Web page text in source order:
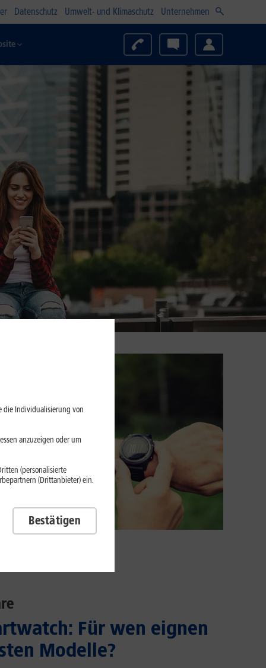
Datenschutz Umwelt- und Klimaschutz Unternehmen
Für wen eignen
Modelle?
die Individualisierung von
anzuzeigen oder um
(personalisierte
(Drittanbieter) ein.
Bestätigen